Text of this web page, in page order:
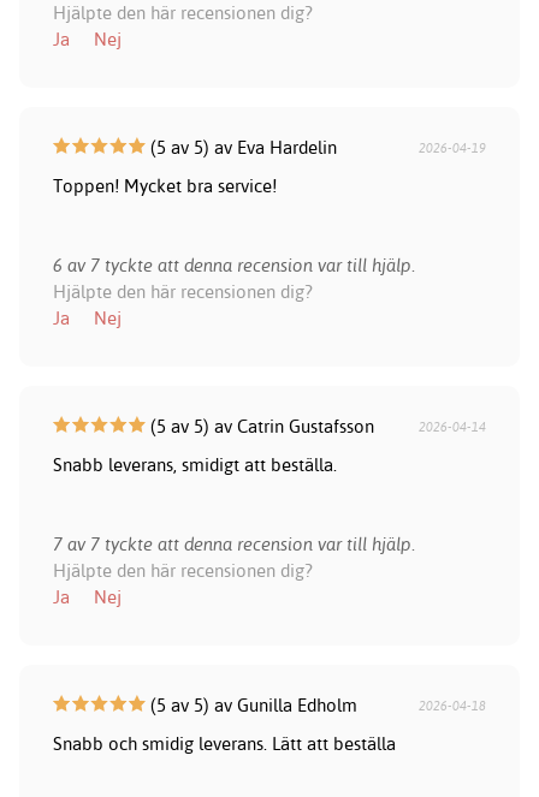
Hjälpte den här recensionen dig?
Ja
Nej
(5 av 5) av Eva Hardelin 2026-04-19
Toppen! Mycket bra service!
6 av 7 tyckte att denna recension var till hjälp.
Hjälpte den här recensionen dig?
Ja
Nej
(5 av 5) av Catrin Gustafsson 2026-04-14
Snabb leverans, smidigt att beställa.
7 av 7 tyckte att denna recension var till hjälp.
Hjälpte den här recensionen dig?
Ja
Nej
(5 av 5) av Gunilla Edholm 2026-04-18
Snabb och smidig leverans. Lätt att beställa